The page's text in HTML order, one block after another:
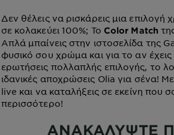
Δεν θέλεις να ρισκάρεις μια
σε κολακεύει 100%; Το Color Match
Απλά μπαίνεις στην ιστοσελίδα της
φυσικό σου χρώμα και για το αν
ερωτήσεις πολλαπλής επιλογής, το
ιδανικές αποχρώσεις Olia για σένα!
live και να καταλήξεις σε εκείνη που
περισσότερο!
ΑΝΑΚΑΛΥΨΤΕ